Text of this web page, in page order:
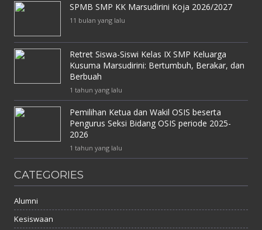
SPMB SMP KK Marsudirini Koja 2026/2027
11 bulan yang lalu
Retret Siswa-Siswi Kelas IX SMP Keluarga
Kusuma Marsudirini: Bertumbuh, Berakar, dan
Berbuah
1 tahun yang lalu
Pemilihan Ketua dan Wakil OSIS beserta
Pengurus Seksi Bidang OSIS periode 2025-
2026
1 tahun yang lalu
CATEGORIES
Alumni
Kesiswaan